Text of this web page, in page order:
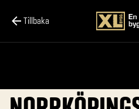
Tillbaka